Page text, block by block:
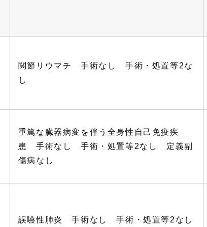
関節リウマチ 手術なし 手術・処置等2な
し
重篤な臓器病変を伴う全身性自己免疫疾
患 手術なし 手術・処置等2なし 定義副
傷病なし
誤嚥性肺炎 手術なし 手術・処置等2なし